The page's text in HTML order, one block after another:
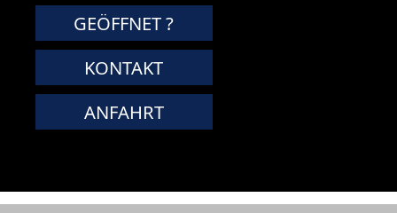
GEÖFFNET ?
KONTAKT
ANFAHRT